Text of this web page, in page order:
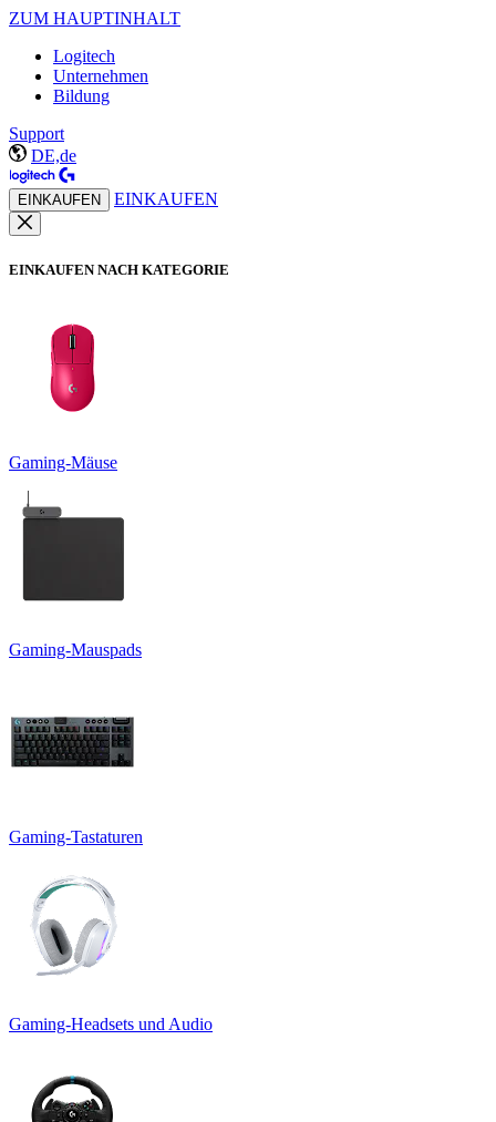
ZUM HAUPTINHALT
Logitech
Unternehmen
Bildung
Support
DE,de
EINKAUFEN EINKAUFEN
EINKAUFEN NACH KATEGORIE
Gaming-Mäuse
Gaming-Mauspads
Gaming-Tastaturen
Gaming-Headsets und Audio